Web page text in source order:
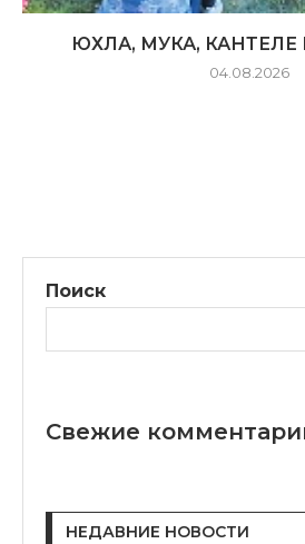
ЮХЛА, МУКА,
04.08.2026
Поиск
Свежие
НЕДАВНИЕ НОВОСТИ